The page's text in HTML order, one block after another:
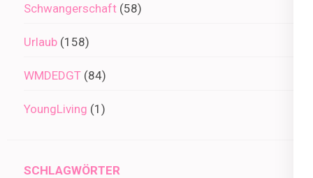
Schwangerschaft (58)
Urlaub (158)
WMDEDGT (84)
YoungLiving (1)
SCHLAGWÖRTER